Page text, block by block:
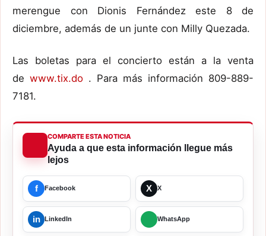
merengue con Dionis Fernández este 8 de
diciembre, además de un junte con Milly Quezada.
Las boletas para el concierto están a la venta
de www.tix.do . Para más información 809-889-
7181.
COMPARTE ESTA NOTICIA
Ayuda a que esta información llegue más
lejos
f Facebook X X
in LinkedIn WhatsApp